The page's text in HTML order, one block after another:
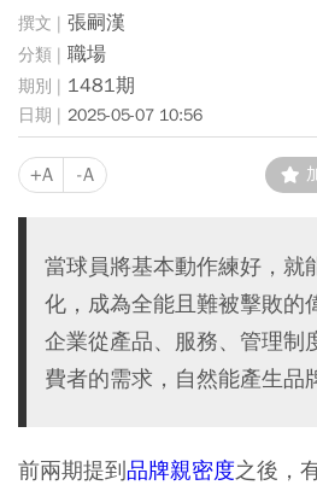
張嗣漢
職場
1481期
2025-05-07 10:56
+A -A
當球員將基本動作練好，就
化，成為全能且難被擊敗的
企業從產品、服務、管理制
費者的需求，自然能產生品
前兩期提到品牌親密度之後，